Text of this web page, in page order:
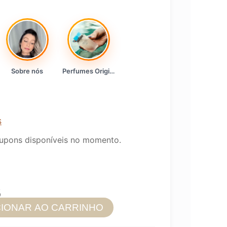
Sobre nós Perfumes Originais
disponíveis no momento.
AO CARRINHO